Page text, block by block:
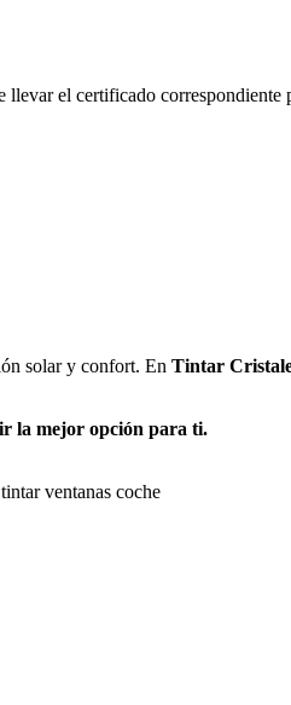
llevar el certificado
solar y confort. En Tintar
la mejor opción para ti.
tintar ventanas coche